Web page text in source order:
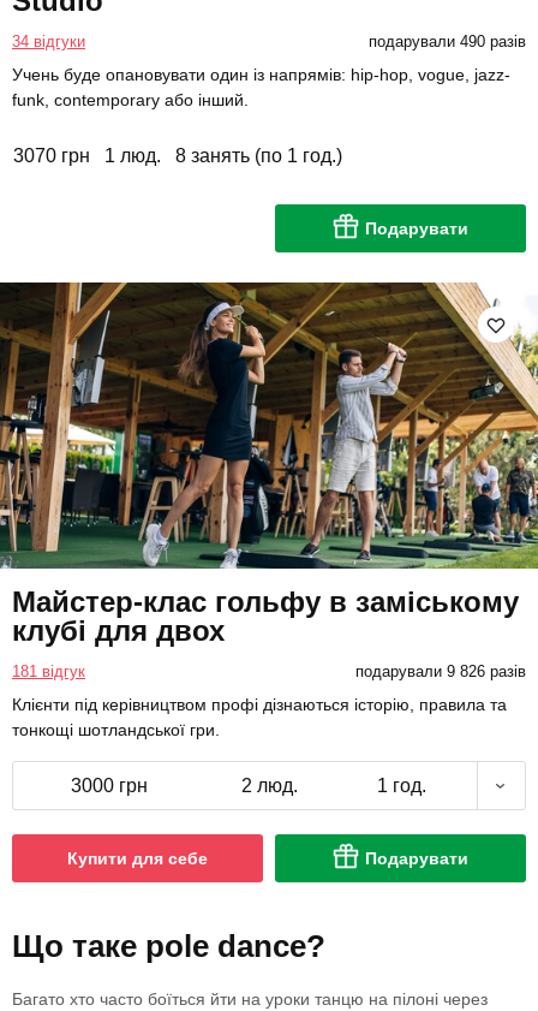
34 відгуки подарували 490 разів
Учень буде опановувати один із напрямів: hip-hop, vogue, jazz-
funk, contemporary або інший.
3070 грн 1 люд. 8 занять (по 1 год.)
Подарувати
Майстер-клас гольфу в заміському
клубі для двох
181 відгук подарували 9 826 разів
Клієнти під керівництвом профі дізнаються історію, правила та
тонкощі шотландської гри.
3000 грн 2 люд. 1 год.
Купити для себе Подарувати
Що таке pole dance?
Багато хто часто боїться йти на уроки танцю на пілоні через